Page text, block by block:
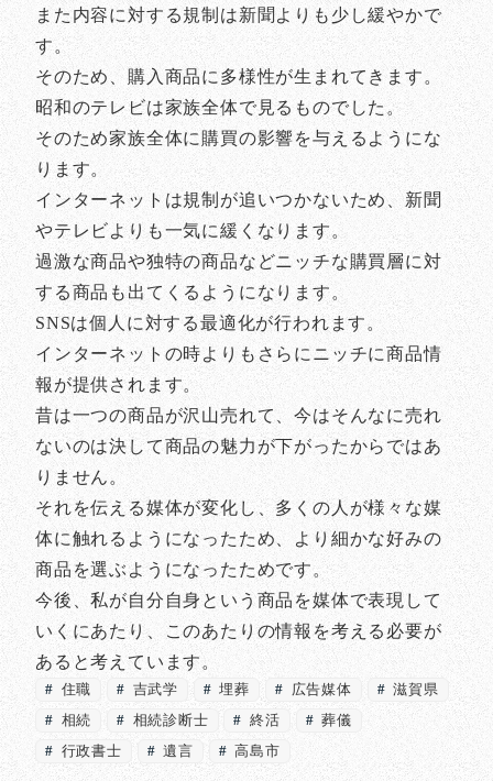
また内容に対する規制は新聞よりも少し緩やかで
す。
そのため、購入商品に多様性が生まれてきます。
昭和のテレビは家族全体で見るものでした。
そのため家族全体に購買の影響を与えるようにな
ります。
インターネットは規制が追いつかないため、新聞
やテレビよりも一気に緩くなります。
過激な商品や独特の商品などニッチな購買層に対
する商品も出てくるようになります。
SNSは個人に対する最適化が行われます。
インターネットの時よりもさらにニッチに商品情
報が提供されます。
昔は一つの商品が沢山売れて、今はそんなに売れ
ないのは決して商品の魅力が下がったからではあ
りません。
それを伝える媒体が変化し、多くの人が様々な媒
体に触れるようになったため、より細かな好みの
商品を選ぶようになったためです。
今後、私が自分自身という商品を媒体で表現して
いくにあたり、このあたりの情報を考える必要が
あると考えています。
住職 吉武学 埋葬 広告媒体
滋賀県
相続
相続診断士 終活
葬儀
行政書士
遺言 高島市